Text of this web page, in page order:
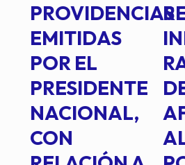
PROVIDENCIAS
EMITIDAS
POR EL
PRESIDENTE
NACIONAL,
CON